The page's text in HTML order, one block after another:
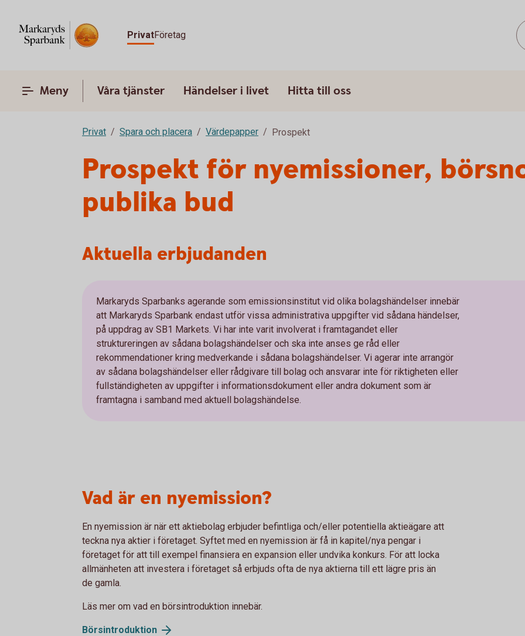
PrivatFöretag
Meny Våra tjänster Händelser i livet Hitta till oss
Privat Spara och placera Värdepapper Prospekt
Prospekt för nyemissioner,
publika bud
Aktuella erbjudanden
Markaryds Sparbanks agerande som emissionsinstitut vid olika bolagshändelser innebär
att Markaryds Sparbank endast utför vissa administrativa uppgifter vid sådana händelser,
på uppdrag av SB1 Markets. Vi har inte varit involverat i framtagandet eller
struktureringen av sådana bolagshändelser och ska inte anses ge råd eller
rekommendationer kring medverkande i sådana bolagshändelser. Vi agerar inte arrangör
av sådana bolagshändelser eller rådgivare till bolag och ansvarar inte för riktigheten eller
fullständigheten av uppgifter i informationsdokument eller andra dokument som är
framtagna i samband med aktuell bolagshändelse.
Vad är en nyemission?
En nyemission är när ett aktiebolag erbjuder befintliga och/eller potentiella aktieägare att
teckna nya aktier i företaget. Syftet med en nyemission är få in kapitel/nya pengar i
företaget för att till exempel finansiera en expansion eller undvika konkurs. För att locka
allmänheten att investera i företaget så erbjuds ofta de nya aktierna till ett lägre pris än
de gamla.
Läs mer om vad en börsintroduktion innebär.
Börsintroduktion